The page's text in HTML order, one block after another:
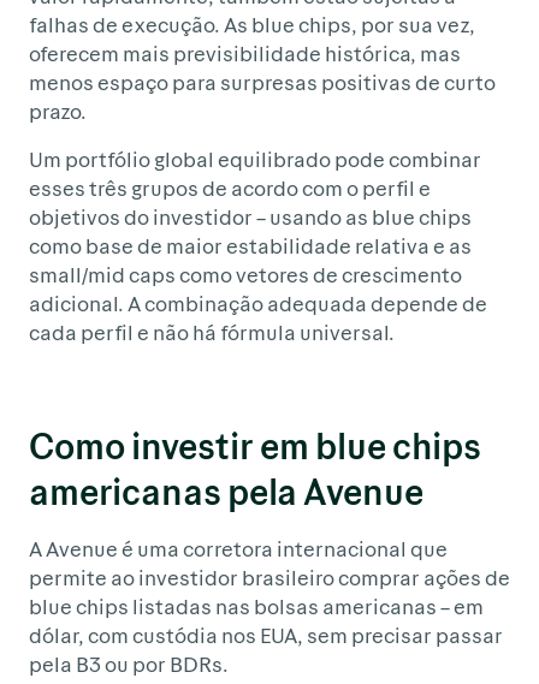
falhas de execução. As blue chips, por sua vez,
oferecem mais previsibilidade histórica, mas
menos espaço para surpresas positivas de curto
prazo.
Um portfólio global equilibrado pode combinar
esses três grupos de acordo com o perfil e
objetivos do investidor – usando as blue chips
como base de maior estabilidade relativa e as
small/mid caps como vetores de crescimento
adicional. A combinação adequada depende de
cada perfil e não há fórmula universal.
Como investir em blue chips
americanas pela Avenue
A Avenue é uma corretora internacional que
permite ao investidor brasileiro comprar ações de
blue chips listadas nas bolsas americanas – em
dólar, com custódia nos EUA, sem precisar passar
pela B3 ou por BDRs.